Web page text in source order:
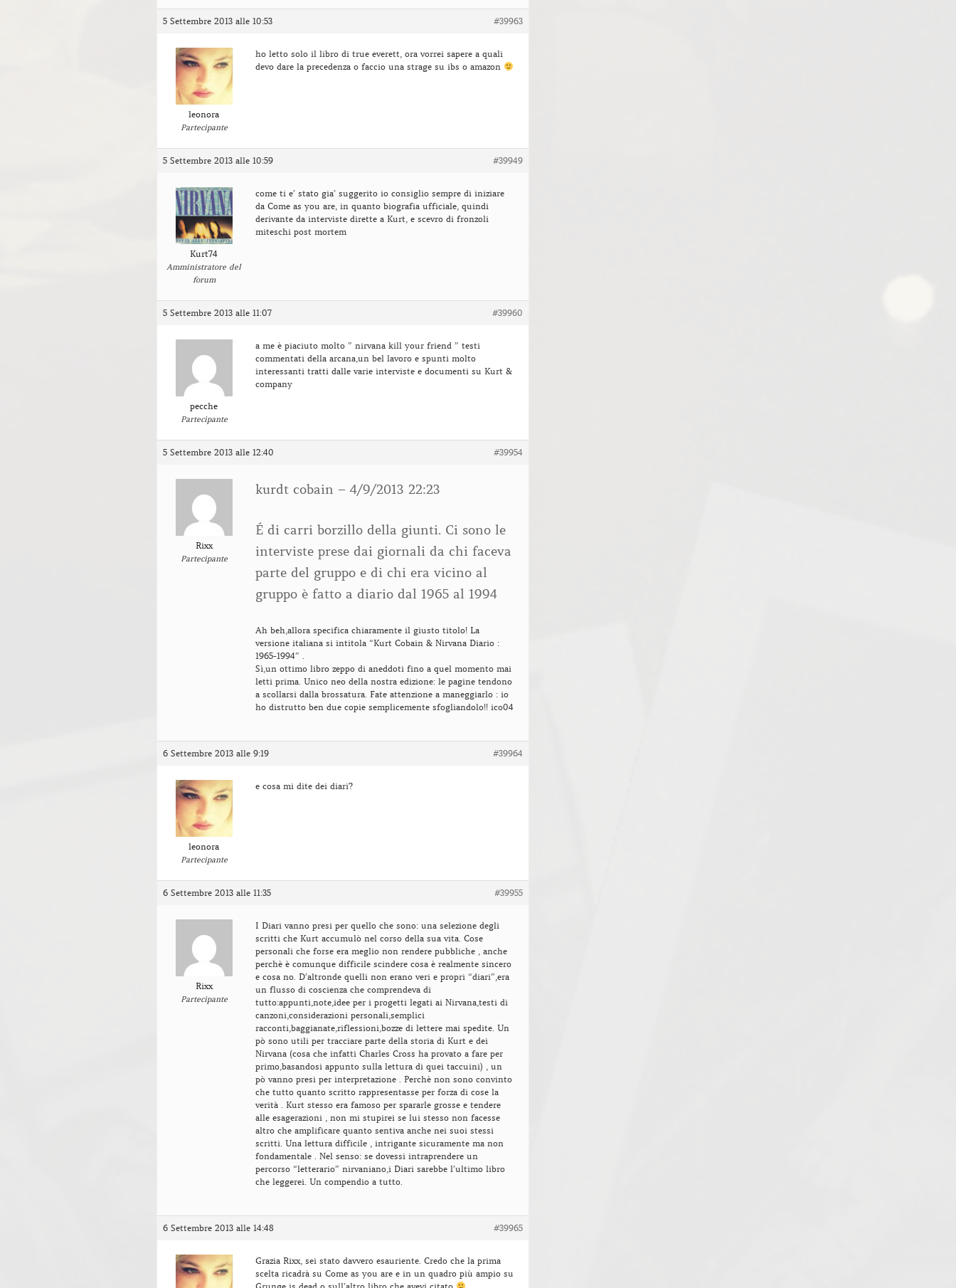
5 Settembre 2013 alle 10:53 #39963
leonora
Partecipante
ho letto solo il libro di true everett, ora vorrei sapere a quali
devo dare la precedenza o faccio una strage su ibs o amazon
5 Settembre 2013 alle 10:59 #39949
Kurt74
Amministratore del
forum
come ti e’ stato gia’ suggerito io consiglio sempre di iniziare
da Come as you are, in quanto biografia ufficiale, quindi
derivante da interviste dirette a Kurt, e scevro di fronzoli
miteschi post mortem
5 Settembre 2013 alle 11:07 #39960
pecche
Partecipante
a me è piaciuto molto ” nirvana kill your friend ” testi
commentati della arcana,un bel lavoro e spunti molto
interessanti tratti dalle varie interviste e documenti su Kurt &
company
5 Settembre 2013 alle 12:40 #39954
Rixx
Partecipante
kurdt cobain – 4/9/2013 22:23
É di carri borzillo della giunti. Ci sono le
interviste prese dai giornali da chi faceva
parte del gruppo e di chi era vicino al
gruppo è fatto a diario dal 1965 al 1994
Ah beh,allora specifica chiaramente il giusto titolo! La
versione italiana si intitola “Kurt Cobain & Nirvana Diario :
1965-1994” .
Sì,un ottimo libro zeppo di aneddoti fino a quel momento mai
letti prima. Unico neo della nostra edizione: le pagine tendono
a scollarsi dalla brossatura. Fate attenzione a maneggiarlo : io
ho distrutto ben due copie semplicemente sfogliandolo!! ico04
6 Settembre 2013 alle 9:19 #39964
leonora
Partecipante
e cosa mi dite dei diari?
6 Settembre 2013 alle 11:35 #39955
Rixx
Partecipante
I Diari vanno presi per quello che sono: una selezione degli
scritti che Kurt accumulò nel corso della sua vita. Cose
personali che forse era meglio non rendere pubbliche , anche
perchè è comunque difficile scindere cosa è realmente sincero
e cosa no. D’altronde quelli non erano veri e propri “diari”,era
un flusso di coscienza che comprendeva di
tutto:appunti,note,idee per i progetti legati ai Nirvana,testi di
canzoni,considerazioni personali,semplici
racconti,baggianate,riflessioni,bozze di lettere mai spedite. Un
pò sono utili per tracciare parte della storia di Kurt e dei
Nirvana (cosa che infatti Charles Cross ha provato a fare per
primo,basandosi appunto sulla lettura di quei taccuini) , un
pò vanno presi per interpretazione . Perchè non sono convinto
che tutto quanto scritto rappresentasse per forza di cose la
verità . Kurt stesso era famoso per spararle grosse e tendere
alle esagerazioni , non mi stupirei se lui stesso non facesse
altro che amplificare quanto sentiva anche nei suoi stessi
scritti. Una lettura difficile , intrigante sicuramente ma non
fondamentale . Nel senso: se dovessi intraprendere un
percorso “letterario” nirvaniano,i Diari sarebbe l’ultimo libro
che leggerei. Un compendio a tutto.
6 Settembre 2013 alle 14:48 #39965
Grazia Rixx, sei stato davvero esauriente. Credo che la prima
scelta ricadrà su Come as you are e in un quadro più ampio su
Grunge is dead o sull’altro libro che avevi citato